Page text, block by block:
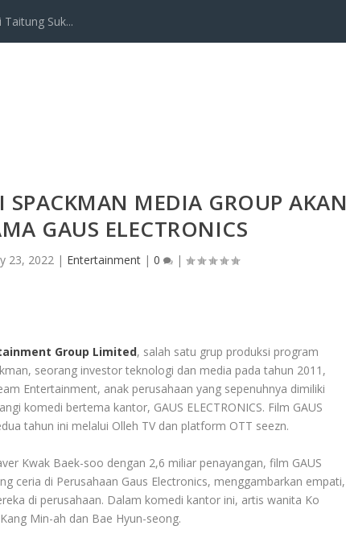
Suk...
SPACKMAN MEDIA GROUP AKAN
GAUS ELECTRONICS
23, 2022 | Entertainment |0 |
Group Limited, salah satu grup produksi program
seorang investor teknologi dan media pada tahun 2011,
Entertainment, anak perusahaan yang sepenuhnya dimiliki
komedi bertema kantor, GAUS ELECTRONICS. Film GAUS
tahun ini melalui Olleh TV dan platform OTT seezn.
Kwak Baek-soo dengan 2,6 miliar penayangan, film GAUS
ceria di Perusahaan Gaus Electronics, menggambarkan empati,
di perusahaan. Dalam komedi kantor ini, artis wanita Ko
Min-ah dan Bae Hyun-seong.